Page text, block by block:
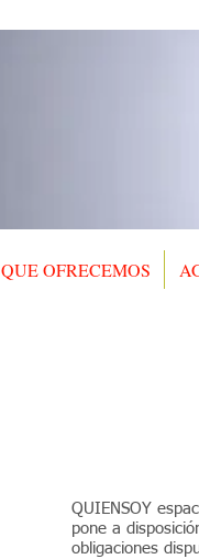
QUE OFRECEMOS
QUIENSOY
pone a
obligaciones